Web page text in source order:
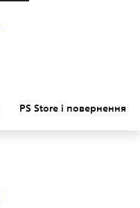
PS Store і повернення